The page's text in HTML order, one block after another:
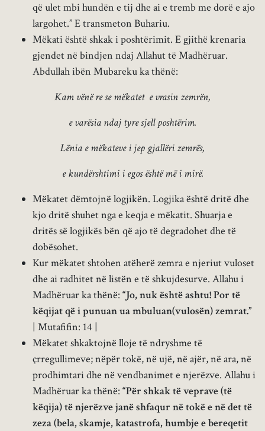
që ulet mbi hundën e tij dhe ai e tremb me dorë e ajo
largohet.” E transmeton Buhariu.
Mëkati është shkak i poshtërimit. E gjithë krenaria
gjendet në bindjen ndaj Allahut të Madhëruar.
Abdullah ibën Mubareku ka thënë:
Kam vënë re se mëkatet e vrasin zemrën,
e varësia ndaj tyre sjell poshtërim.
Lënia e mëkateve i jep gjallëri zemrës,
e kundërshtimi i egos është më i mirë.
Mëkatet dëmtojnë logjikën. Logjika është dritë dhe
kjo dritë shuhet nga e keqja e mëkatit. Shuarja e
dritës së logjikës bën që ajo të degradohet dhe të
dobësohet.
Kur mëkatet shtohen atëherë zemra e njeriut vuloset
dhe ai radhitet në listën e të shkujdesurve. Allahu i
Madhëruar ka thënë: “Jo, nuk është ashtu! Por të
këqijat që i punuan ua mbuluan(vulosën) zemrat.”
| Mutafifin: 14 |
Mëkatet shkaktojnë lloje të ndryshme të
çrregullimeve; nëpër tokë, në ujë, në ajër, në ara, në
prodhimtari dhe në vendbanimet e njerëzve. Allahu i
Madhëruar ka thënë: “Për shkak të veprave (të
këqija) të njerëzve janë shfaqur në tokë e në det të
zeza (bela, skamje, katastrofa, humbje e bereqetit